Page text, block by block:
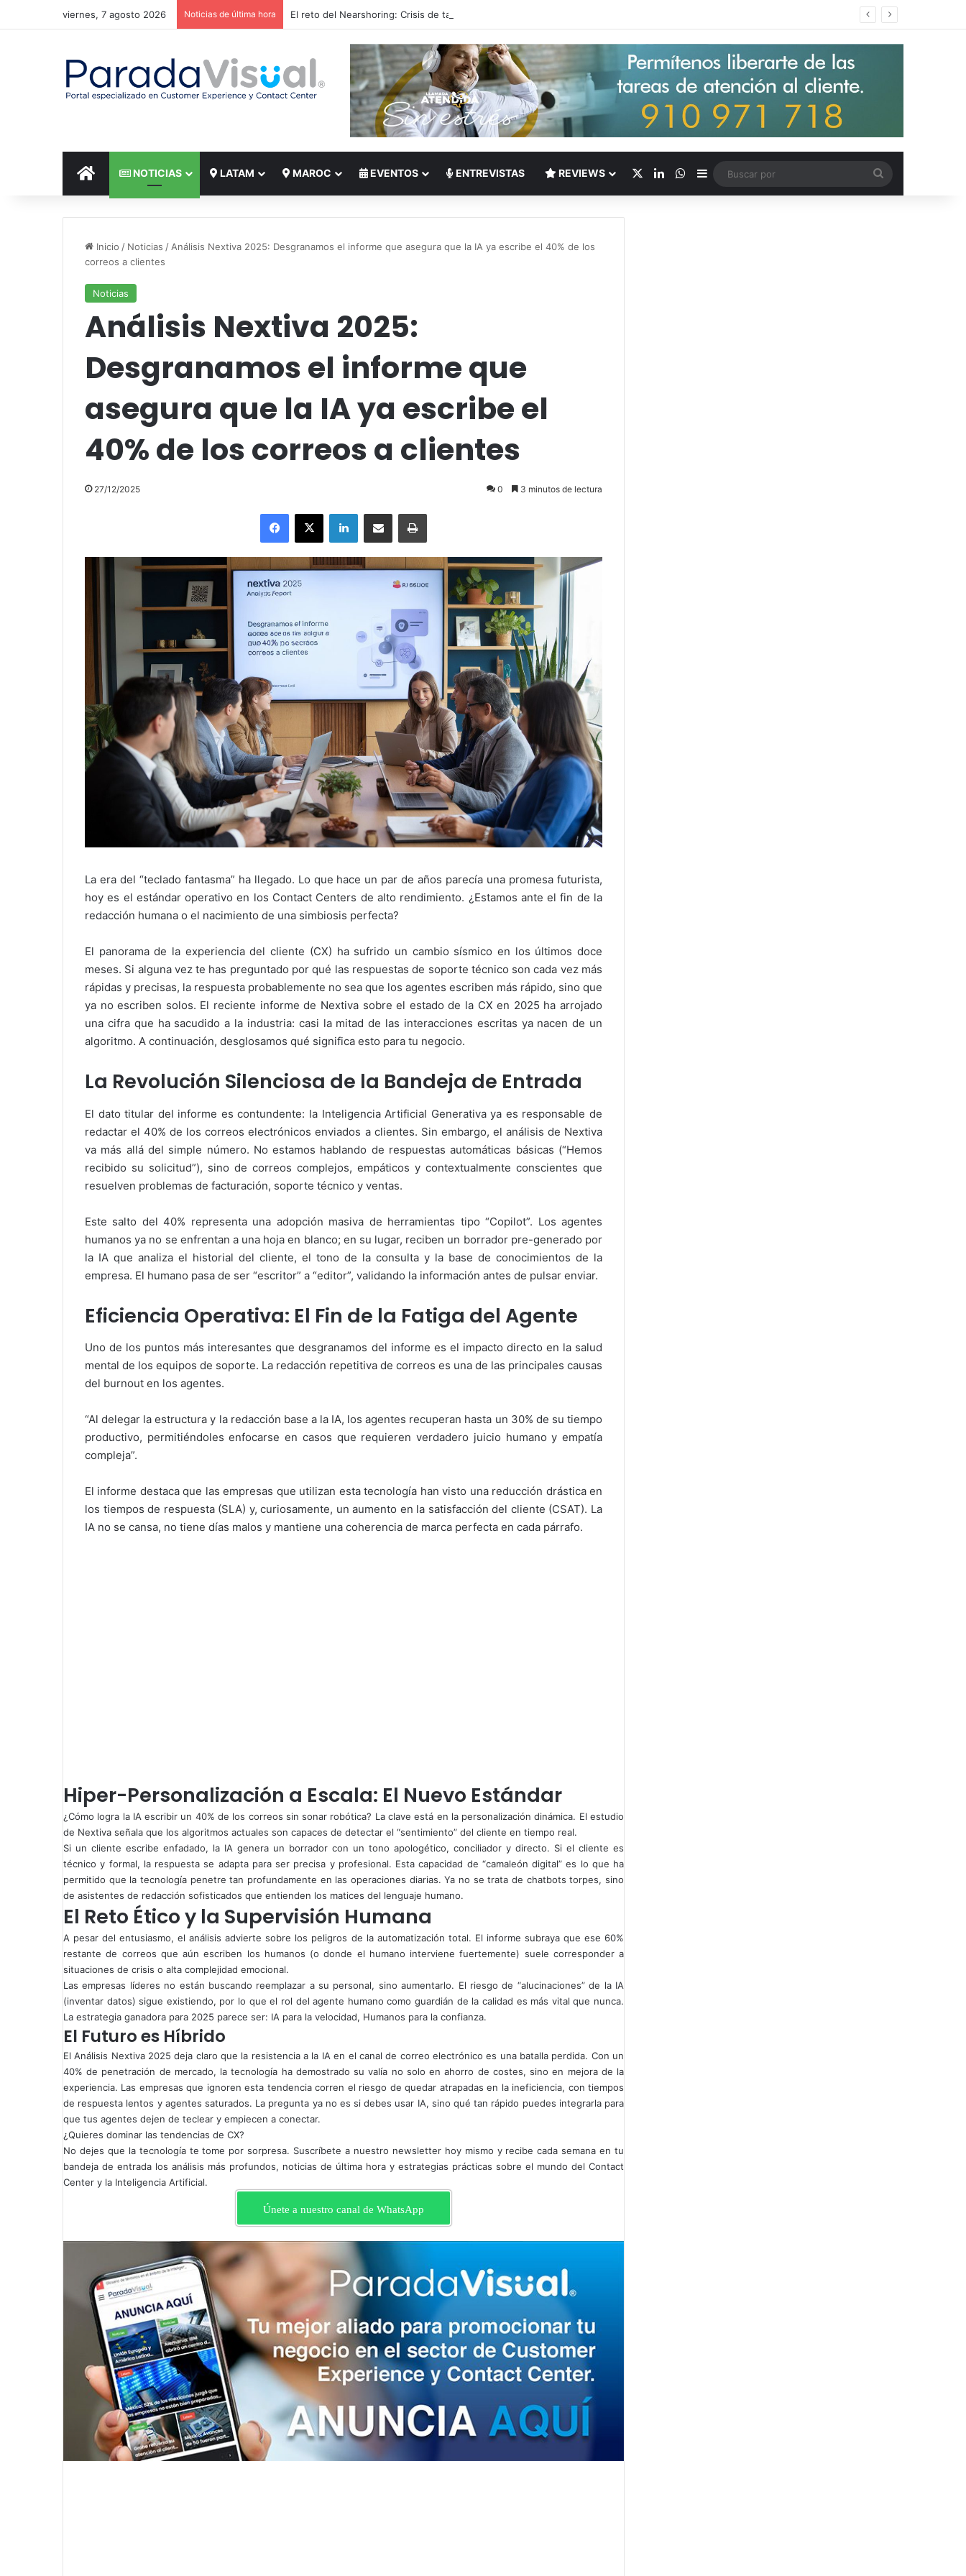
viernes, 7 agosto 2026 Noticias de última hora El reto del Nearshoring: Crisis de talento bilingüe en Centroamérica dispara los salarios de entrada un 15%
INICIO NOTICIAS LATAM MAROC EVENTOS ENTREVISTAS REVIEWS LinkedInWhatsApp
Barra lateral
por
Inicio / Noticias /Análisis Nextiva 2025: Desgranamos el informe que asegura que la IA ya escribe el 40% de los
correos a clientes
Noticias
Análisis Nextiva 2025:
Desgranamos el informe que
asegura que la IA ya escribe el
40% de los correos a clientes
27/12/2025 0 3 minutos de lectura
Facebook
X LinkedInCompartir por correo electrónicoImprimir
La era del “teclado fantasma” ha llegado. Lo que hace un par de años parecía una promesa futurista,
hoy es el estándar operativo en los Contact Centers de alto rendimiento. ¿Estamos ante el fin de la
redacción humana o el nacimiento de una simbiosis perfecta?
El panorama de la experiencia del cliente (CX) ha sufrido un cambio sísmico en los últimos doce
meses. Si alguna vez te has preguntado por qué las respuestas de soporte técnico son cada vez más
rápidas y precisas, la respuesta probablemente no sea que los agentes escriben más rápido, sino que
ya no escriben solos. El reciente informe de Nextiva sobre el estado de la CX en 2025 ha arrojado
una cifra que ha sacudido a la industria: casi la mitad de las interacciones escritas ya nacen de un
algoritmo. A continuación, desglosamos qué significa esto para tu negocio.
La Revolución Silenciosa de la Bandeja de Entrada
El dato titular del informe es contundente: la Inteligencia Artificial Generativa ya es responsable de
redactar el 40% de los correos electrónicos enviados a clientes. Sin embargo, el análisis de Nextiva
va más allá del simple número. No estamos hablando de respuestas automáticas básicas (“Hemos
recibido su solicitud”), sino de correos complejos, empáticos y contextualmente conscientes que
resuelven problemas de facturación, soporte técnico y ventas.
Este salto del 40% representa una adopción masiva de herramientas tipo “Copilot”. Los agentes
humanos ya no se enfrentan a una hoja en blanco; en su lugar, reciben un borrador pre-generado por
la IA que analiza el historial del cliente, el tono de la consulta y la base de conocimientos de la
empresa. El humano pasa de ser “escritor” a “editor”, validando la información antes de pulsar enviar.
Eficiencia Operativa: El Fin de la Fatiga del Agente
Uno de los puntos más interesantes que desgranamos del informe es el impacto directo en la salud
mental de los equipos de soporte. La redacción repetitiva de correos es una de las principales causas
del burnout en los agentes.
“Al delegar la estructura y la redacción base a la IA, los agentes recuperan hasta un 30% de su tiempo
productivo, permitiéndoles enfocarse en casos que requieren verdadero juicio humano y empatía
compleja”.
El informe destaca que las empresas que utilizan esta tecnología han visto una reducción drástica en
los tiempos de respuesta (SLA) y, curiosamente, un aumento en la satisfacción del cliente (CSAT). La
IA no se cansa, no tiene días malos y mantiene una coherencia de marca perfecta en cada párrafo.
Hiper-Personalización a Escala: El Nuevo Estándar
¿Cómo logra la IA escribir un 40% de los correos sin sonar robótica? La clave está en la personalización dinámica. El estudio
de Nextiva señala que los algoritmos actuales son capaces de detectar el “sentimiento” del cliente en tiempo real.
Si un cliente escribe enfadado, la IA genera un borrador con un tono apologético, conciliador y directo. Si el cliente es
técnico y formal, la respuesta se adapta para ser precisa y profesional. Esta capacidad de “camaleón digital” es lo que ha
permitido que la tecnología penetre tan profundamente en las operaciones diarias. Ya no se trata de chatbots torpes, sino
de asistentes de redacción sofisticados que entienden los matices del lenguaje humano.
El Reto Ético y la Supervisión Humana
A pesar del entusiasmo, el análisis advierte sobre los peligros de la automatización total. El informe subraya que ese 60%
restante de correos que aún escriben los humanos (o donde el humano interviene fuertemente) suele corresponder a
situaciones de crisis o alta complejidad emocional.
Las empresas líderes no están buscando reemplazar a su personal, sino aumentarlo. El riesgo de “alucinaciones” de la IA
(inventar datos) sigue existiendo, por lo que el rol del agente humano como guardián de la calidad es más vital que nunca.
La estrategia ganadora para 2025 parece ser: IA para la velocidad, Humanos para la confianza.
El Futuro es Híbrido
El Análisis Nextiva 2025 deja claro que la resistencia a la IA en el canal de correo electrónico es una batalla perdida. Con un
40% de penetración de mercado, la tecnología ha demostrado su valía no solo en ahorro de costes, sino en mejora de la
experiencia. Las empresas que ignoren esta tendencia corren el riesgo de quedar atrapadas en la ineficiencia, con tiempos
de respuesta lentos y agentes saturados. La pregunta ya no es si debes usar IA, sino qué tan rápido puedes integrarla para
que tus agentes dejen de teclear y empiecen a conectar.
¿Quieres dominar las tendencias de CX?
No dejes que la tecnología te tome por sorpresa. Suscríbete a nuestro newsletter hoy mismo y recibe cada semana en tu
bandeja de entrada los análisis más profundos, noticias de última hora y estrategias prácticas sobre el mundo del Contact
Center y la Inteligencia Artificial.
Únete a nuestro canal de WhatsApp